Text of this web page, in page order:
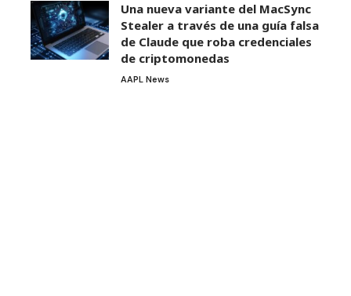
Una nueva variante del MacSync
Stealer a través de una guía falsa
de Claude que roba credenciales
de criptomonedas
AAPL News